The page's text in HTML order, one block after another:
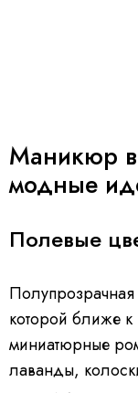
Маникюр в
модные
Полевые
которой ближе
миниатюрные
лаванды,